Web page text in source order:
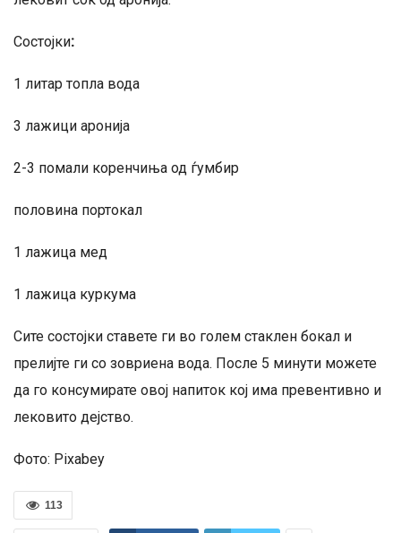
Состојки:
1 литар топла вода
3 лажици аронија
2-3 помали коренчиња од ѓумбир
половина портокал
1 лажица мед
1 лажица куркума
Сите состојки ставете ги во голем стаклен бокал и
прелијте ги со зовриена вода. После 5 минути можете
да го консумирате овој напиток кој има превентивно и
лековито дејство.
Фото: Pixabey
113